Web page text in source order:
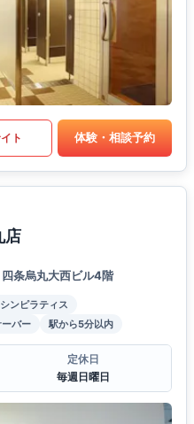
ト 体験・相談予約
店
条烏丸大西ビル4階
ンピラティス
バー 駅から5分以内
定休日
毎週日曜日